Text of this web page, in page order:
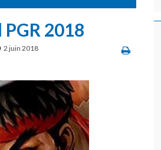
2018
2 juin 2018